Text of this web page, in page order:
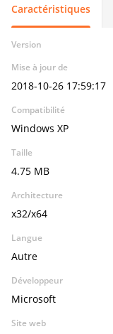
Caractéristiques
Version
Mise à jour de
2018-10-26 17:59:17
Compatibilité
Windows XP
Taille
4.75 MB
Architecture
x32/x64
Langue
Autre
Développeur
Microsoft
Site web